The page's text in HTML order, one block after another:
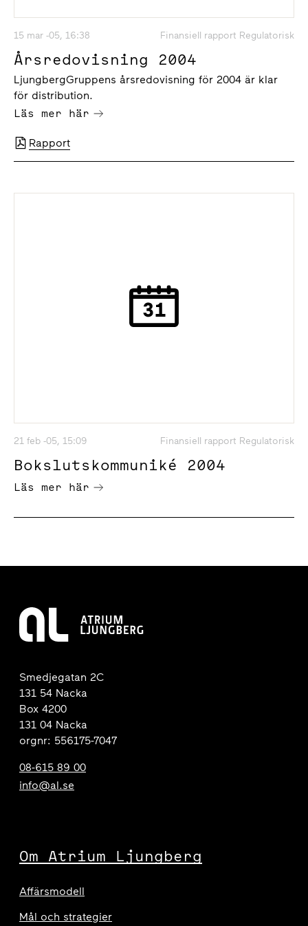
15 mar -05, 16:38 Finansiell rapport Regulatorisk
Årsredovisning 2004
LjungbergGruppens årsredovisning för 2004 är klar
för distribution.
Läs mer här
Rapport
21 feb -05, 15:09 Finansiell rapport Regulatorisk
Bokslutskommuniké 2004
Läs mer här
Smedjegatan 2C
131 54 Nacka
Box 4200
131 04 Nacka
orgnr: 556175-7047
08-615 89 00
info@al.se
Om Atrium Ljungberg
Affärsmodell
Mål och strategier